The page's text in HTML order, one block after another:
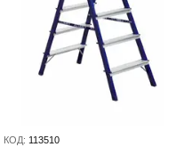
КОД: 113510